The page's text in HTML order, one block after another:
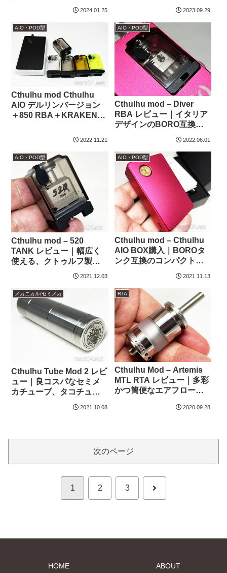
なホワイトデルリン製
2024.01.25 2023.09.29
AIO・POD型
Cthulhu mod Cthulhu
AIO デルリンバージョン
＋850 RBA＋KRAKEN
2022.11.21
AIO・POD型
Cthulhu mod – Diver
RBA レビュー｜イタリア
デザインのBORO互換
2022.06.01
AIO・POD型
Cthulhu mod – 520
TANK レビュー｜幅広く
使える、クトゥルフ製
2021.12.03
AIO・POD型
Cthulhu mod – Cthulhu
AIO BOX購入｜BOROタ
ンク互換のコンパクトな
2021.11.13
メカニカル/セミメカ
Cthulhu Tube Mod 2 レビ
ュー｜良コスパなセミメ
カチューブ、タコチュー
2021.10.08
RTA
Cthulhu Mod – Artemis
MTL RTA レビュー｜多彩
かつ簡便なエアフローオ
2020.09.28
次のページ
1 2 3 次
HOME ABOUT